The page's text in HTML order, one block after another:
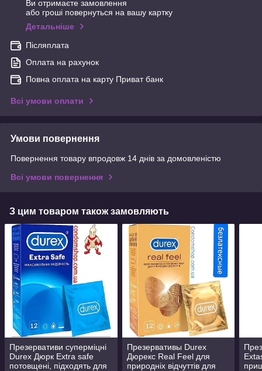
Ви отримаєте замовлення
або гроші повернуться на вашу картку
Детальніше
Післяплата
Оплата на рахунок
Повна оплата на карту Приват банк
Всі умови оплати
Умови повернення
Повернення товару впродовж 14 днів за домовленістю
Всі умови повернення
З цим товаром також замовляють
Презервативи суперміцні
Durex Дюрк Extra safe
потовщені, підходять для
Презервативы Durex
Дюрекс Real Feel для
природніх відчуттів для